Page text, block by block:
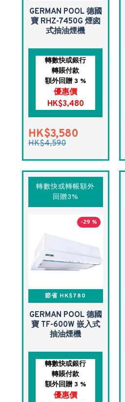
GERMAN POOL 德國
寶 RHZ-7450G 煙囪
式抽油煙機
轉數快或銀行
轉賬付款
額外回贈 3 %
優惠價
HK$3,480
HK$3,580
HK$4,590
轉數快或轉帳額外
回贈3%
-29 %
節省 HK$780
GERMAN POOL 德國
寶 TF-600W 嵌入式
抽油煙機
轉數快或銀行
轉賬付款
額外回贈 3 %
優惠價